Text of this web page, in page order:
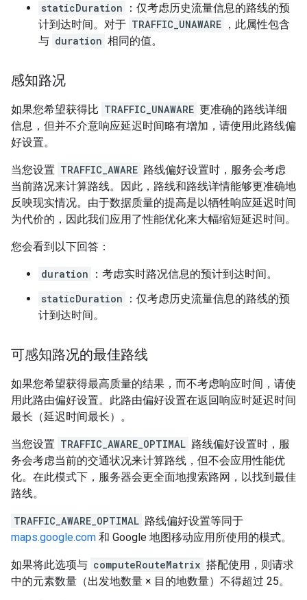
staticDuration
：仅考虑历史流量信息的路线的预
计到达时间。对于 TRAFFIC_UNAWARE ，此属性包含
与 duration 相同的值。
感知路况
如果您希望获得比 TRAFFIC_UNAWARE 更准确的路线详细
信息，但并不介意响应延迟时间略有增加，请使用此路线偏
好设置。
当您设置 TRAFFIC_AWARE 路线偏好设置时，服务会考虑
当前路况来计算路线。因此，路线和路线详情能够更准确地
反映现实情况。由于数据质量的提高是以牺牲响应延迟时间
为代价的，因此我们应用了性能优化来大幅缩短延迟时间。
您会看到以下回答：
duration
：考虑实时路况信息的预计到达时间。
staticDuration
：仅考虑历史流量信息的路线的预
计到达时间。
可感知路况的最佳路线
如果您希望获得最高质量的结果，而不考虑响应时间，请使
用此路由偏好设置。此路由偏好设置在返回响应时延迟时间
最长（延迟时间最长）。
当您设置 TRAFFIC_AWARE_OPTIMAL 路线偏好设置时，服
务会考虑当前的交通状况来计算路线，但不会应用性能优
化。在此模式下，服务器会更全面地搜索路网，以找到最佳
路线。
TRAFFIC_AWARE_OPTIMAL 路线偏好设置等同于
maps.google.com 和 Google 地图移动应用所使用的模式。
如果将此选项与 computeRouteMatrix 搭配使用，则请求
中的元素数量（出发地数量 × 目的地数量）不得超过 25。